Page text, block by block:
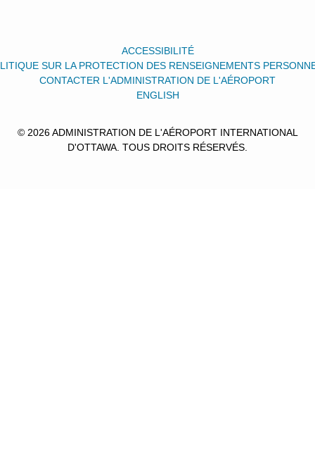
ACCESSIBILITÉ
SUR LA PROTECTION DES RENSEIGNEMENTS
CONTACTER L'ADMINISTRATION DE L'AÉROPORT
ENGLISH
© 2026 ADMINISTRATION DE L'AÉROPORT INTERNATIONAL
D'OTTAWA. TOUS DROITS RÉSERVÉS.